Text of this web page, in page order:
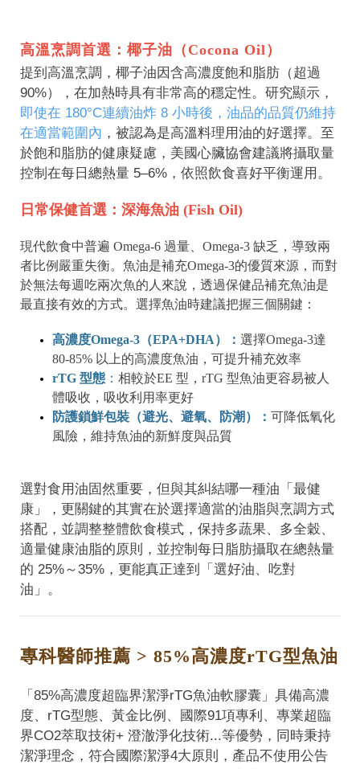
高溫烹調首選：椰子油（Cocona Oil）
提到高溫烹調，椰子油因含高濃度飽和脂肪（超過
90%），在加熱時具有非常高的穩定性。研究顯示，
即使在 180°C連續油炸 8 小時後，油品的品質仍維持
在適當範圍內 ，被認為是高溫料理用油的好選擇。至
於飽和脂肪的健康疑慮，美國心臟協會建議將攝取量
控制在每日總熱量 5–6%，依照飲食喜好平衡運用。
日常保健首選：深海魚油 (Fish Oil)
現代飲食中普遍 Omega-6 過量、Omega-3 缺乏，導致兩
者比例嚴重失衡。魚油是補充Omega-3的優質來源，而對
於無法每週吃兩次魚的人來說，透過保健品補充魚油是
最直接有效的方式。選擇魚油時建議把握三個關鍵：
高濃度Omega-3（EPA+DHA）： 選擇Omega-3達
80-85% 以上的高濃度魚油，可提升補充效率
rTG 型態 ： 相較於EE 型，rTG 型魚油更容易被人
體吸收，吸收利用率更好
防護鎖鮮包裝（避光、避氧、防潮）： 可降低氧化
風險，維持魚油的新鮮度與品質
選對食用油固然重要，但與其糾結哪一種油「最健
康」，更關鍵的其實在於選擇適當的油脂與烹調方式
搭配，並調整整體飲食模式，保持多蔬果、多全穀、
適量健康油脂的原則，並控制每日脂肪攝取在總熱量
的 25%～35%，更能真正達到「選好油、吃對
油」。
專科醫師推薦 > 85%高濃度rTG型魚油
「85%高濃度超臨界潔淨rTG魚油軟膠囊」具備高濃
度、rTG型態、黃金比例、國際91項專利、專業超臨
界CO2萃取技術+ 澄澈淨化技術...等優勢，同時秉持
潔淨理念，符合國際潔淨4大原則，產品不使用公告